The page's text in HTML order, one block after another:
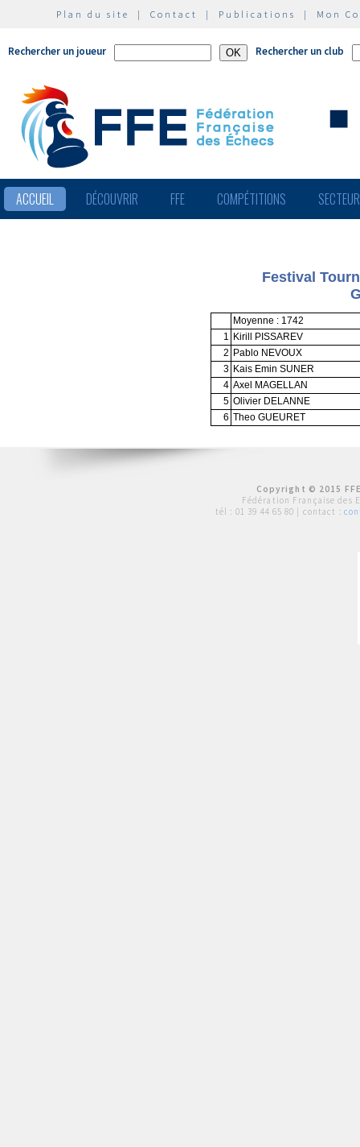
Plan du site | Contact | Publications | Mon
Rechercher un joueur Rechercher un club
ACCUEIL DÉCOUVRIR FFE COMPÉTITIONS
Festival
Moyenne : 1742
1 Kirill PISSAREV
2 Pablo NEVOUX
3 Kais Emin SUNER
4 Axel MAGELLAN
5 Olivier DELANNE
6 Theo GUEURET
Copyright © 2015
Fédération Française des
tél : 01 39 44 65 80 | contact :